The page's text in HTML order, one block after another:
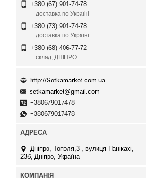
+380 (67) 901-74-78
доставка по Україні
+380 (73) 901-74-78
доставка по Україні
+380 (68) 406-77-72
склад, ДНІПРО
http://Setkamarket.com.ua
setkamarket@gmail.com
+380679017478
+380679017478
Дніпро, Тополя,3 , вулиця Панікахі,
23б, Дніпро, Україна